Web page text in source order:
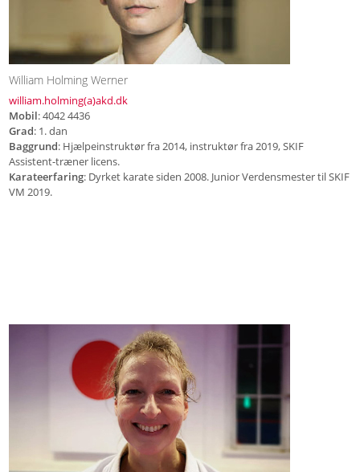
William Holming Werner
william.holming(a)akd.dk
Mobil: 4042 4436
Grad: 1. dan
Baggrund: Hjælpeinstruktør fra 2014, instruktør fra 2019, SKIF
Assistent-træner licens.
Karateerfaring: Dyrket karate siden 2008. Junior Verdensmester til SKIF
VM 2019.